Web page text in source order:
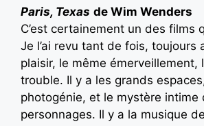
Paris, Texas de Wim Wenders
C’est certainement un des films
Je l’ai revu tant de fois, toujours
plaisir, le même émerveillement,
trouble. Il y a les grands
photogénie, et le mystère intime
personnages. Il y a la musique